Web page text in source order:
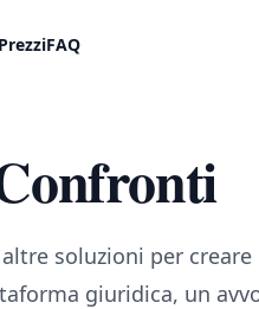
PrezziFAQ
soluzioni per
giuridica, un